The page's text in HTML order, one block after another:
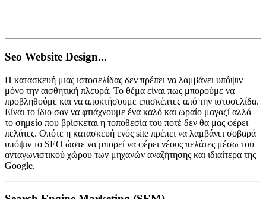
Seo Website Design...
Η κατασκευή μιας ιστοσελίδας δεν πρέπει να λαμβάνει υπόψιν
μόνο την αισθητική πλευρά. Το θέμα είναι πως μπορούμε να
προβληθούμε και να αποκτήσουμε επισκέπτες από την ιστοσελίδα.
Είναι το ίδιο σαν να φτιάχνουμε ένα καλό και ωραίο μαγαζί αλλά
το σημείο που βρίσκεται η τοποθεσία του ποτέ δεν θα μας φέρει
πελάτες. Οπότε η κατασκευή ενός site πρέπει να λαμβάνει σοβαρά
υπόψιν το SEO ώστε να μπορεί να φέρει νέους πελάτες μέσω του
ανταγωνιστικού χώρου των μηχανών αναζήτησης και ιδιαίτερα της
Google.